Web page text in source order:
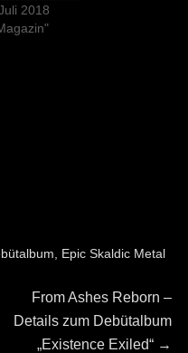
2018
Epic Skaldic Metal
Next
post:
From Ashes Reborn –
Details zum Debütalbum
„Existence Exiled“ →